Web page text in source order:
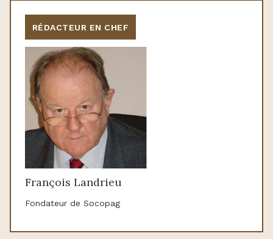
RÉDACTEUR EN CHEF
François Landrieu
Fondateur de Socopag